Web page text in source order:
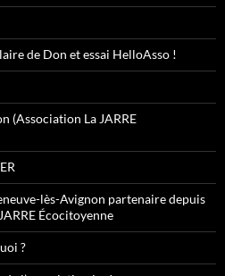
de Don et essai HelloAsso !
(Association La JARRE
lès-Avignon partenaire depuis
Écocitoyenne
?